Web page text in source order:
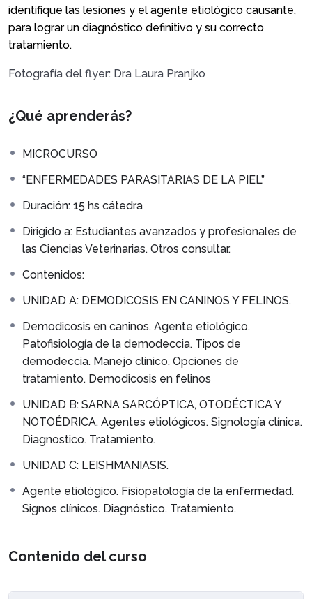
identifique las lesiones y el agente etiológico causante,
para lograr un diagnóstico definitivo y su correcto
tratamiento.
Fotografía del flyer: Dra Laura Pranjko
¿Qué aprenderás?
MICROCURSO
“ENFERMEDADES PARASITARIAS DE LA PIEL”
Duración: 15 hs cátedra
Dirigido a: Estudiantes avanzados y profesionales de
las Ciencias Veterinarias. Otros consultar.
Contenidos:
UNIDAD A: DEMODICOSIS EN CANINOS Y FELINOS.
Demodicosis en caninos. Agente etiológico.
Patofisiología de la demodeccia. Tipos de
demodeccia. Manejo clínico. Opciones de
tratamiento. Demodicosis en felinos
UNIDAD B: SARNA SARCÓPTICA, OTODÉCTICA Y
NOTOÉDRICA. Agentes etiológicos. Signología clínica.
Diagnostico. Tratamiento.
UNIDAD C: LEISHMANIASIS.
Agente etiológico. Fisiopatología de la enfermedad.
Signos clínicos. Diagnóstico. Tratamiento.
Contenido del curso